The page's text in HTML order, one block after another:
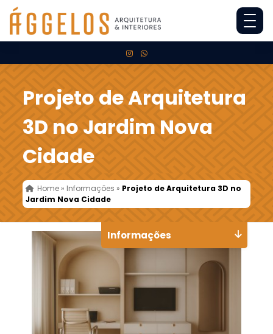
Projeto de Arquitetura
3D no Jardim Nova
Cidade
Home » Informações » Projeto de Arquitetura 3D no
Jardim Nova Cidade
Informações